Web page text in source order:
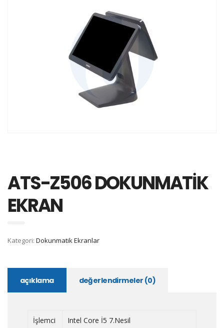
ATS-Z506 DOKUNMATİK
EKRAN
Kategori: Dokunmatik Ekranlar
açıklama değerlendirmeler (0)
İşlemci Intel Core İ5 7.Nesil